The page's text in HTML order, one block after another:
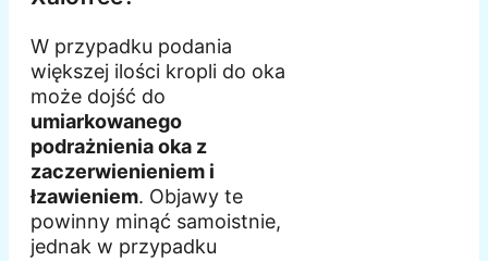
W przypadku podania
większej ilości kropli do oka
może dojść do
umiarkowanego
podrażnienia oka z
zaczerwienieniem i
łzawieniem. Objawy te
powinny minąć samoistnie,
jednak w przypadku